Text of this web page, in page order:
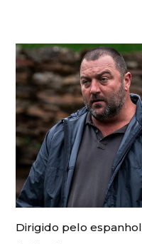
Dirigido pelo espanhol